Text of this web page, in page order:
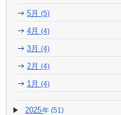
5月 (5)
4月 (4)
3月 (4)
2月 (4)
1月 (4)
2025 (51)